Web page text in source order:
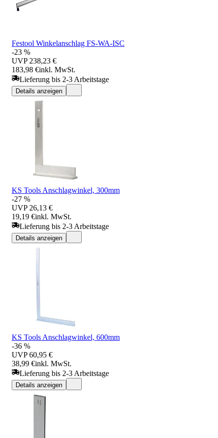
Festool Winkelanschlag FS-WA-ISC
-23 %
UVP 238,23 €
183,98 €inkl. MwSt.
Lieferung bis 2-3 Arbeitstage
Details anzeigen
KS Tools Anschlagwinkel, 300mm
-27 %
UVP 26,13 €
19,19 €inkl. MwSt.
Lieferung bis 2-3 Arbeitstage
Details anzeigen
KS Tools Anschlagwinkel, 600mm
-36 %
UVP 60,95 €
38,99 €inkl. MwSt.
Lieferung bis 2-3 Arbeitstage
Details anzeigen